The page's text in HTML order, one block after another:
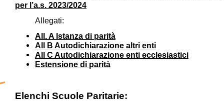
per l’a.s. 2023/2024
Allegati:
All. A Istanza di parità
All B Autodichiarazione altri enti
All C Autodichiarazione enti ecclesiastici
Estensione di parità
Elenchi Scuole Paritarie: